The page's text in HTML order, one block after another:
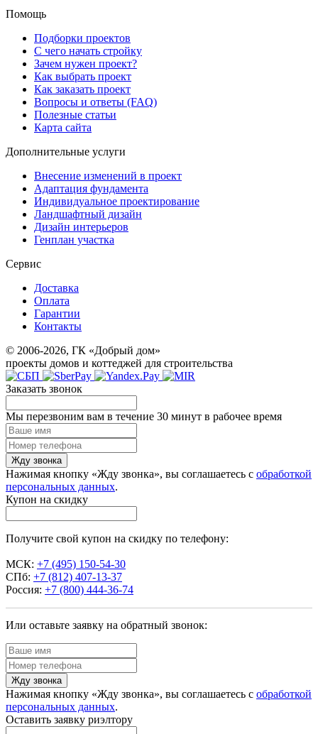
Помощь
Подборки проектов
С чего начать стройку
Зачем нужен проект?
Как выбрать проект
Как заказать проект
Вопросы и ответы (FAQ)
Полезные статьи
Карта сайта
Дополнительные услуги
Внесение изменений в проект
Адаптация фундамента
Индивидуальное проектирование
Ландшафтный дизайн
Дизайн интерьеров
Генплан участка
Сервис
Доставка
Оплата
Гарантии
Контакты
© 2006-2026, ГК «Добрый дом»
проекты домов и коттеджей для строительства
Заказать звонок
Мы перезвоним вам в течение 30 минут в рабочее время
Жду звонка
Нажимая кнопку «Жду звонка», вы соглашаетесь с обработкой
персональных данных.
Купон на скидку
Получите свой купон на скидку по телефону:
МСК: +7 (495) 150-54-30
СПб: +7 (812) 407-13-37
Россия: +7 (800) 444-36-74
Или оставьте заявку на обратный звонок:
Жду звонка
Нажимая кнопку «Жду звонка», вы соглашаетесь с обработкой
персональных данных.
Оставить заявку риэлтору